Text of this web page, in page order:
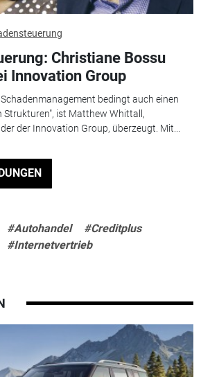
Christiane Bossu
Innovation Group
bedingt auch einen
Strukturen", ist Matthew Whittall,
der Innovation Group, überzeugt. Mit...
#Autohandel
#Creditplus
#Internetvertrieb